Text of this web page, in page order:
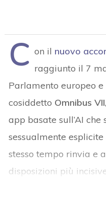
C on il nuovo
raggiunto il 7
Parlamento europeo e
cosiddetto Omnibus VII
app basate sull’AI
sessualmente esplicite
stesso tempo rinvia e
disposizioni più